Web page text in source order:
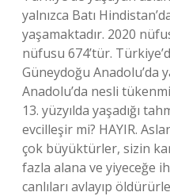
yalnızca Batı
yaşamaktadır. 2020
nüfusu 674’tür.
Güneydoğu Anadolu’da
Anadolu’da nesli
13. yüzyılda yaşadığı
evcilleşir mi? HAYIR.
çok büyüktürler, sizin
fazla alana ve yiyeceğe
canlıları avlayıp